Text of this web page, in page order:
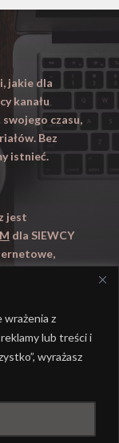
wrażenia z
lub treści i
wyrażasz
jakie dla
kanału
czasu,
Bez
istnieć.
jest
dla SIEWCY